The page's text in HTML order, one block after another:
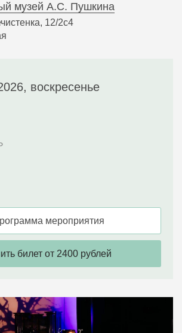
музей А.С. Пушкина
12/2c4
воскресенье
мероприятия
билет от 2400 рублей